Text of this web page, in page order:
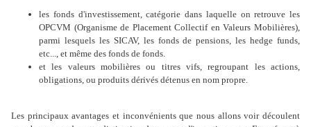
les fonds d'investissement, catégorie dans laquelle on retrouve les
OPCVM (Organisme de Placement Collectif en Valeurs Mobilières),
parmi lesquels les SICAV, les fonds de pensions, les hedge funds,
etc..., et même des fonds de fonds.
et les valeurs mobilières ou titres vifs, regroupant les actions,
obligations, ou produits dérivés détenus en nom propre.
Les principaux avantages et inconvénients que nous allons voir découlent